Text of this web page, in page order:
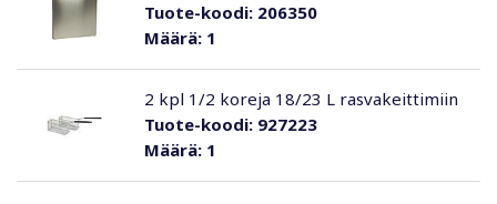
Määrä:1
Tuote-koodi:206350
Määrä:1
Tuote-koodi:927223
2 kpl 1/2 koreja 18/23 L rasvakeittimiin